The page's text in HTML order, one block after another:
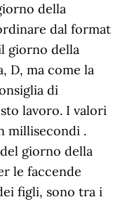
della
dal format
giorno della
D, ma come la
di
lavoro. I valori
millisecondi .
giorno della
le faccende
figli, sono tra i